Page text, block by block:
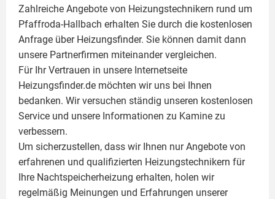
Zahlreiche Angebote von Heizungstechnikern rund um
Pfaffroda-Hallbach erhalten Sie durch die kostenlosen
Anfrage über Heizungsfinder. Sie können damit dann
unsere Partnerfirmen miteinander vergleichen.
Für Ihr Vertrauen in unsere Internetseite
Heizungsfinder.de möchten wir uns bei Ihnen
bedanken. Wir versuchen ständig unseren kostenlosen
Service und unsere Informationen zu Kamine zu
verbessern.
Um sicherzustellen, dass wir Ihnen nur Angebote von
erfahrenen und qualifizierten Heizungstechnikern für
Ihre Nachtspeicherheizung erhalten, holen wir
regelmäßig Meinungen und Erfahrungen unserer